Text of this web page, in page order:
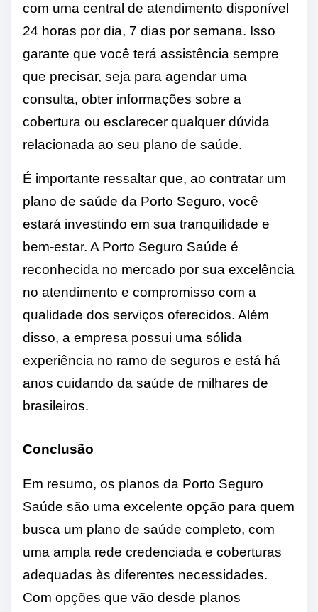
com uma central de atendimento disponível
24 horas por dia, 7 dias por semana. Isso
garante que você terá assistência sempre
que precisar, seja para agendar uma
consulta, obter informações sobre a
cobertura ou esclarecer qualquer dúvida
relacionada ao seu plano de saúde.
É importante ressaltar que, ao contratar um
plano de saúde da Porto Seguro, você
estará investindo em sua tranquilidade e
bem-estar. A Porto Seguro Saúde é
reconhecida no mercado por sua excelência
no atendimento e compromisso com a
qualidade dos serviços oferecidos. Além
disso, a empresa possui uma sólida
experiência no ramo de seguros e está há
anos cuidando da saúde de milhares de
brasileiros.
Conclusão
Em resumo, os planos da Porto Seguro
Saúde são uma excelente opção para quem
busca um plano de saúde completo, com
uma ampla rede credenciada e coberturas
adequadas às diferentes necessidades.
Com opções que vão desde planos